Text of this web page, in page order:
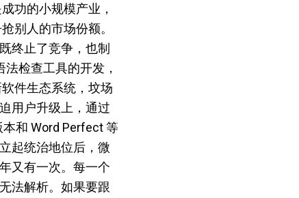
功的小规模产业，
别人的市场份额。
终止了竞争，也制
检查工具的开发，
件生态系统，坟场
用户升级上，通过
和 Word Perfect 等
起统治地位后，微
又有一次。每一个
法解析。如果要跟